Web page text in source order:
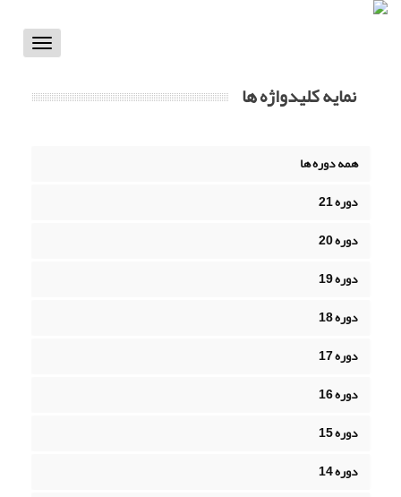
Toggle
نمایه کلیدواژه ها
همه دوره ها
دوره 21
دوره 20
دوره 19
دوره 18
دوره 17
دوره 16
دوره 15
دوره 14